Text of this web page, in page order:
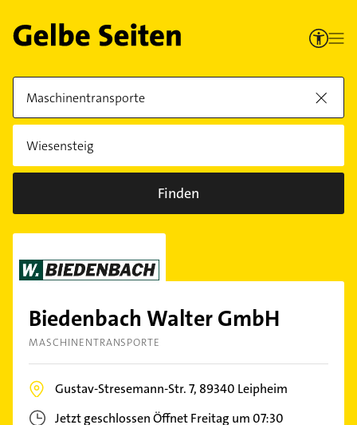
Finden
Biedenbach Walter GmbH
MASCHINENTRANSPORTE
Gustav-Stresemann-Str. 7, 89340 Leipheim
Jetzt geschlossenÖffnet Freitag um 07:30